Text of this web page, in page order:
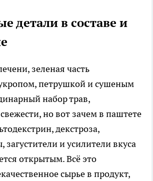
детали в составе и
зеленая часть
петрушкой и сушеным
набор трав,
но вот зачем в паштете
декстроза,
загустители и усилители вкуса
открытым. Всё это
сырье в продукт,